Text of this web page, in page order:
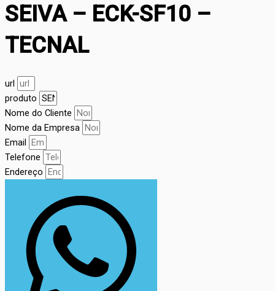
SEIVA – ECK-SF10 –
TECNAL
url
produto
Nome do Cliente
Nome da Empresa
Email
Telefone
Endereço